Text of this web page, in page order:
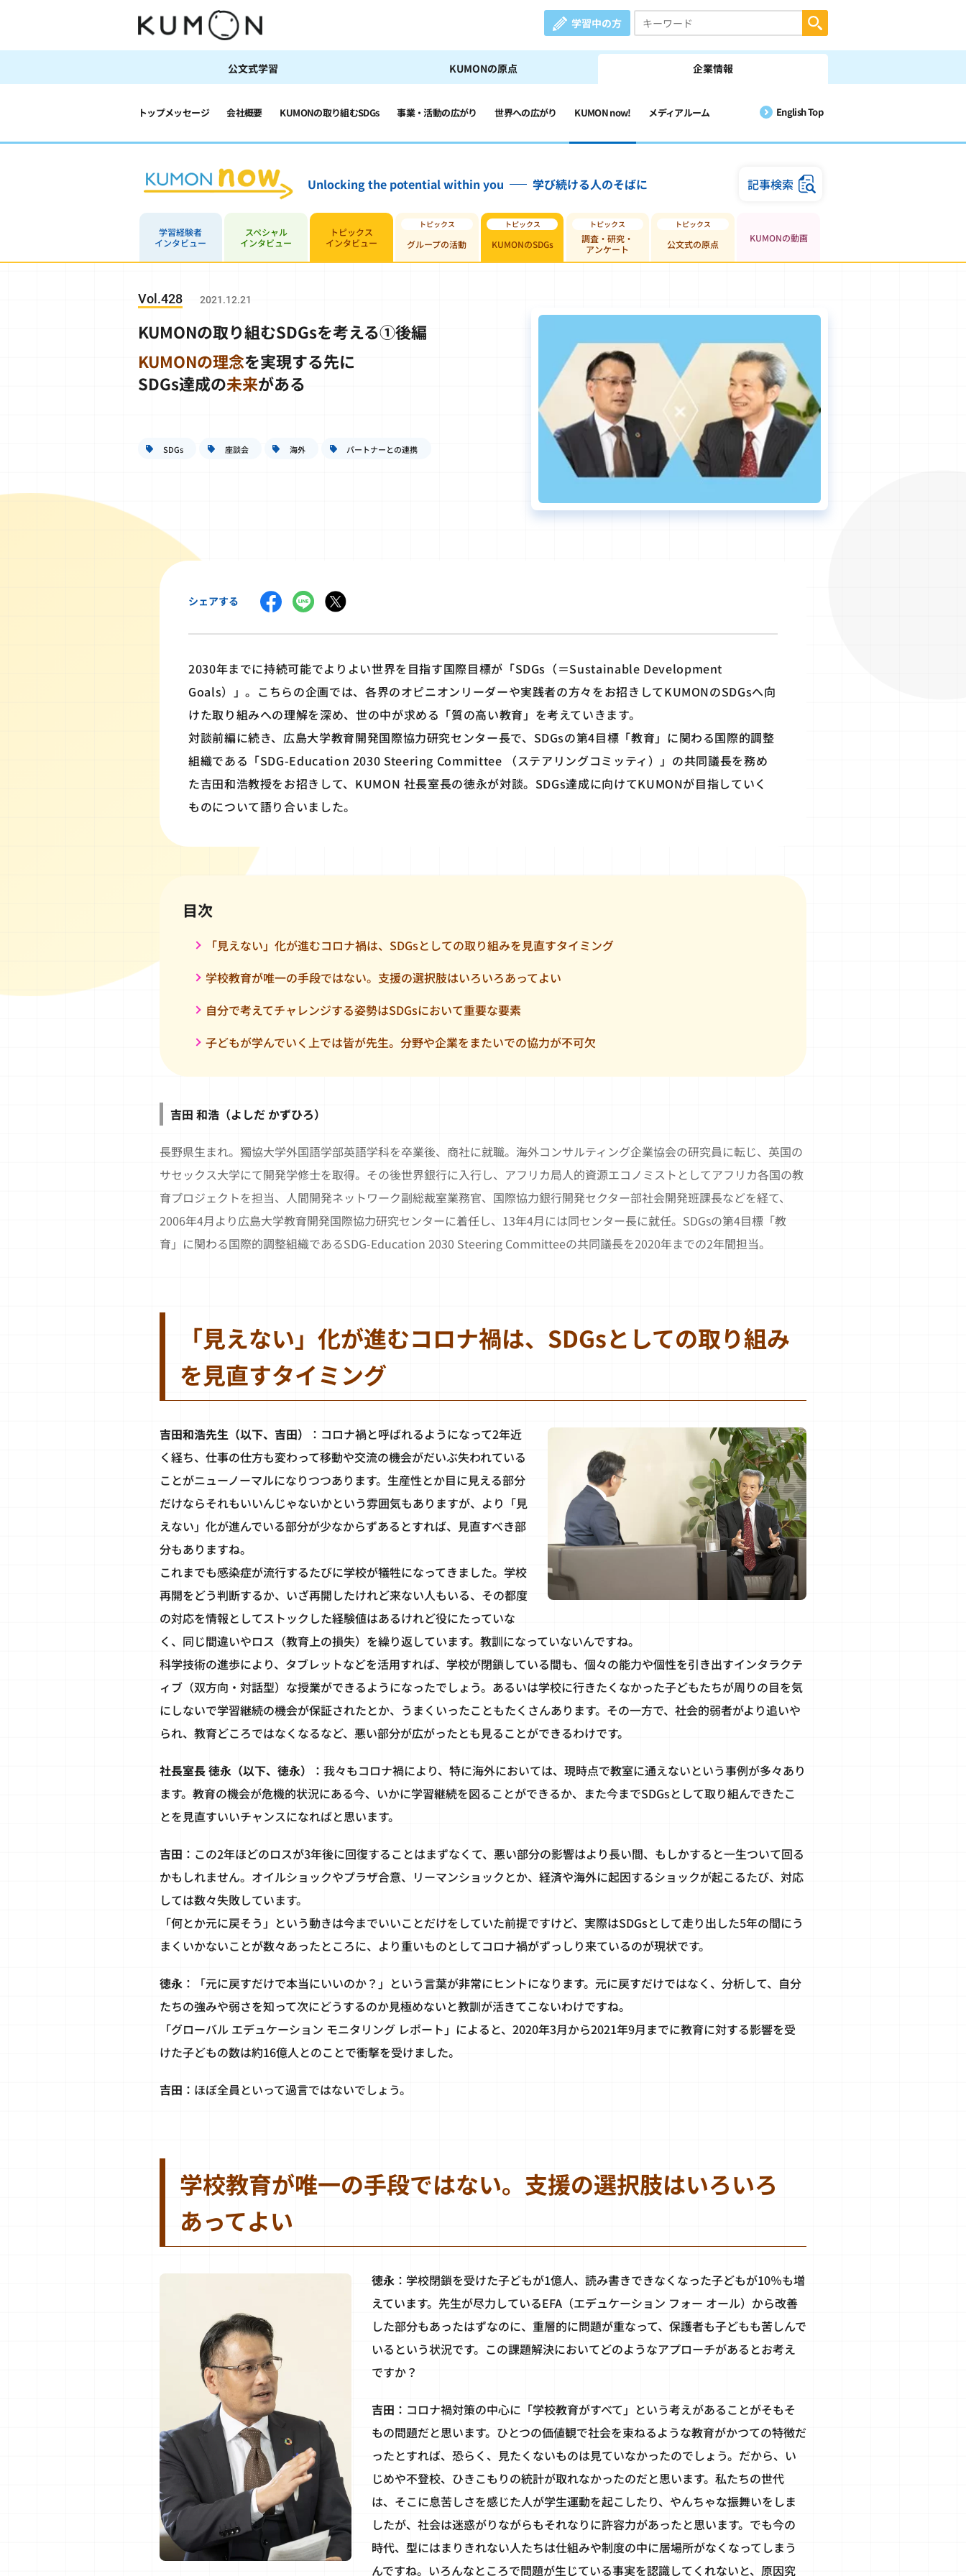
学習中の方
公文式学習 KUMONの原点 企業情報
トップメッセージ 会社概要 KUMONの取り組むSDGs 事業・活動の広がり 世界への広がり KUMON now! メディアルーム English Top
Unlocking the potential within you 学び続ける人のそばに 記事検索
学習経験者
インタビュー
スペシャル
インタビュー
トピックス
インタビュー
グループの活動 KUMONのSDGs
調査・研究・
アンケート
公文式の原点
KUMONの動画
Vol.428 2021.12.21
KUMONの取り組むSDGsを考える①後編
KUMONの理念を実現する先に
SDGs達成の未来がある
SDGs 座談会 海外 パートナーとの連携
シェアする
2030年までに持続可能でよりよい世界を目指す国際目標が「SDGs（＝Sustainable Development
Goals）」。こちらの企画では、各界のオピニオンリーダーや実践者の方々をお招きしてKUMONのSDGsへ向
けた取り組みへの理解を深め、世の中が求める「質の高い教育」を考えていきます。
対談前編に続き、広島大学教育開発国際協力研究センター長で、SDGsの第4目標「教育」に関わる国際的調整
組織である「SDG-Education 2030 Steering Committee （ステアリングコミッティ）」の共同議長を務め
た吉田和浩教授をお招きして、KUMON 社長室長の徳永が対談。SDGs達成に向けてKUMONが目指していく
ものについて語り合いました。
目次
「見えない」化が進むコロナ禍は、SDGsとしての取り組みを見直すタイミング
学校教育が唯一の手段ではない。支援の選択肢はいろいろあってよい
自分で考えてチャレンジする姿勢はSDGsにおいて重要な要素
子どもが学んでいく上では皆が先生。分野や企業をまたいでの協力が不可欠
吉田 和浩（よしだ かずひろ）
長野県生まれ。獨協大学外国語学部英語学科を卒業後、商社に就職。海外コンサルティング企業協会の研究員に転じ、英国の
サセックス大学にて開発学修士を取得。その後世界銀行に入行し、アフリカ局人的資源エコノミストとしてアフリカ各国の教
育プロジェクトを担当、人間開発ネットワーク副総裁室業務官、国際協力銀行開発セクター部社会開発班課長などを経て、
2006年4月より広島大学教育開発国際協力研究センターに着任し、13年4月には同センター長に就任。SDGsの第4目標「教
育」に関わる国際的調整組織であるSDG-Education 2030 Steering Committeeの共同議長を2020年までの2年間担当。
「見えない」化が進むコロナ禍は、SDGsとしての取り組み
を見直すタイミング
吉田和浩先生（以下、吉田）
：コロナ禍と呼ばれるようになって2年近
く経ち、仕事の仕方も変わって移動や交流の機会がだいぶ失われている
ことがニューノーマルになりつつあります。生産性とか目に見える部分
だけならそれもいいんじゃないかという雰囲気もありますが、より「見
えない」化が進んでいる部分が少なからずあるとすれば、見直すべき部
分もありますね。
これまでも感染症が流行するたびに学校が犠牲になってきました。学校
再開をどう判断するか、いざ再開したけれど来ない人もいる、その都度
の対応を情報としてストックした経験値はあるけれど役にたっていな
く、同じ間違いやロス（教育上の損失）を繰り返しています。教訓になっていないんですね。
科学技術の進歩により、タブレットなどを活用すれば、学校が閉鎖している間も、個々の能力や個性を引き出すインタラクテ
ィブ（双方向・対話型）な授業ができるようになったでしょう。あるいは学校に行きたくなかった子どもたちが周りの目を気
にしないで学習継続の機会が保証されたとか、うまくいったこともたくさんあります。その一方で、社会的弱者がより追いや
られ、教育どころではなくなるなど、悪い部分が広がったとも見ることができるわけです。
社長室長 徳永（以下、徳永）
：我々もコロナ禍により、特に海外においては、現時点で教室に通えないという事例が多々あり
ます。教育の機会が危機的状況にある今、いかに学習継続を図ることができるか、また今までSDGsとして取り組んできたこ
とを見直すいいチャンスになればと思います。
吉田 ：この2年ほどのロスが3年後に回復することはまずなくて、悪い部分の影響はより長い間、もしかすると一生ついて回る
かもしれません。オイルショックやプラザ合意、リーマンショックとか、経済や海外に起因するショックが起こるたび、対応
しては数々失敗しています。
「何とか元に戻そう」という動きは今までいいことだけをしていた前提ですけど、実際はSDGsとして走り出した5年の間にう
まくいかないことが数々あったところに、より重いものとしてコロナ禍がずっしり来ているのが現状です。
徳永 ：「元に戻すだけで本当にいいのか？」という言葉が非常にヒントになります。元に戻すだけではなく、分析して、自分
たちの強みや弱さを知って次にどうするのか見極めないと教訓が活きてこないわけですね。
「グローバル エデュケーション モニタリング レポート」によると、2020年3月から2021年9月までに教育に対する影響を受
けた子どもの数は約16億人とのことで衝撃を受けました。
吉田 ：ほぼ全員といって過言ではないでしょう。
学校教育が唯一の手段ではない。支援の選択肢はいろいろ
あってよい
徳永 ：学校閉鎖を受けた子どもが1億人、読み書きできなくなった子どもが10％も増
えています。先生が尽力しているEFA（エデュケーション フォー オール）から改善
した部分もあったはずなのに、重層的に問題が重なって、保護者も子どもも苦しんで
いるという状況です。この課題解決においてどのようなアプローチがあるとお考え
ですか？
吉田 ：コロナ禍対策の中心に「学校教育がすべて」という考えがあることがそもそ
もの問題だと思います。ひとつの価値観で社会を束ねるような教育がかつての特徴だ
ったとすれば、恐らく、見たくないものは見ていなかったのでしょう。だから、い
じめや不登校、ひきこもりの統計が取れなかったのだと思います。私たちの世代
は、そこに息苦しさを感じた人が学生運動を起こしたり、やんちゃな振舞いをしま
したが、社会は迷惑がりながらもそれなりに許容力があったと思います。でも今の
時代、型にはまりきれない人たちは仕組みや制度の中に居場所がなくなってしまう
んですね。いろんなところで問題が生じている事実を認識してくれないと、原因究